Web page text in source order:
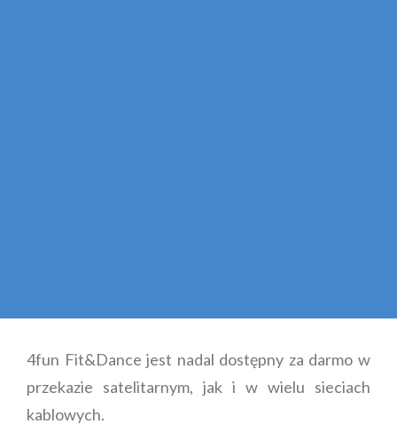
4fun Fit&Dance jest nadal dostępny za darmo w
przekazie satelitarnym, jak i w wielu sieciach
kablowych.